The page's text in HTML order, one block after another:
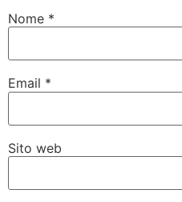
Nome *
Email *
Sito web